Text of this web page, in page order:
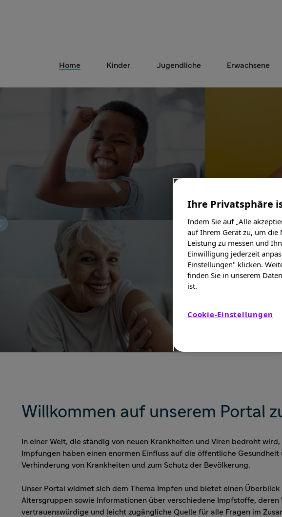
Home Kinder Jugendliche Erwachsene
Willkommen auf unserem Portal
In einer Welt, die ständig von neuen Krankheiten und Viren bedroht
Impfungen haben einen enormen Einfluss auf die öffentliche
Verhinderung von Krankheiten und zum Schutz der Bevölkerung.
Unser Portal widmet sich dem Thema Impfen und bietet einen
Altersgruppen sowie Informationen über verschiedene Impfstoffe, deren
vertrauenswürdige und leicht zugängliche Quelle für alle Fragen im
Ihre Privatsphäre
Indem Sie auf „Alle
auf Ihrem Gerät zu, um die
Leistung zu messen und
Einwilligung jederzeit
Einstellungen" klicken.
finden Sie in unserem
ist.
Cookie-Einstellungen